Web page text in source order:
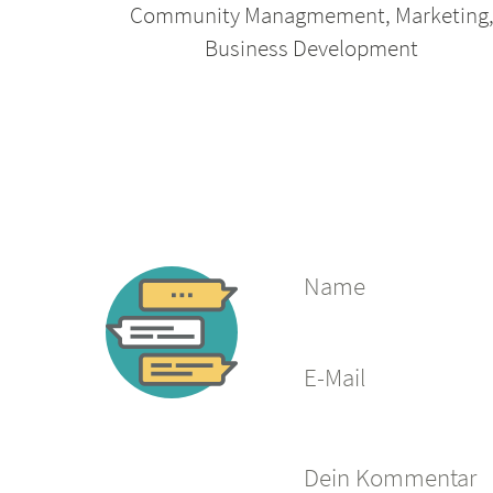
Community Managmement, Marketing,
Business Development
Name
E-Mail
Dein Kommentar